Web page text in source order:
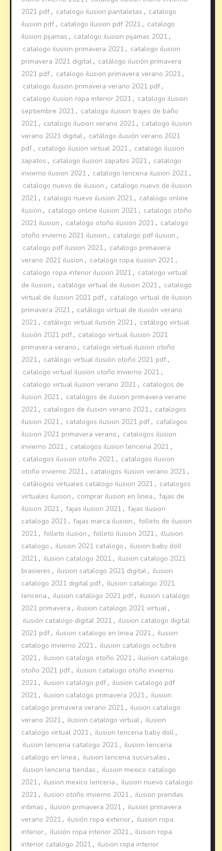
2021 pdf , catalogo ilusion pantaletas , catalogo
ilusion pdf , catalogo ilusion pdf 2021 , catalogo
ilusion pijamas , catalogo ilusion pijamas 2021 ,
catalogo ilusion primavera 2021 , catalogo ilusion
primavera 2021 digital , catálogo ilusión primavera
2021 pdf , catalogo ilusion primavera verano 2021 ,
catalogo ilusion primavera verano 2021 pdf ,
catalogo ilusion ropa interior 2021 , catalogo ilusion
septiembre 2021 , catalogo ilusion trajes de baño
2021 , catalogo ilusion verano 2021 , catalogo ilusion
verano 2021 digital , catálogo ilusión verano 2021
pdf , catalogo ilusion virtual 2021 , catalogo ilusion
zapatos , catalogo ilusion zapatos 2021 , catalogo
invierno ilusion 2021 , catalogo lenceria ilusion 2021 ,
catalogo nuevo de ilusion , catalogo nuevo de ilusion
2021 , catalogo nuevo ilusion 2021 , catalogo online
ilusion , catalogo online ilusion 2021 , catalogo otoño
2021 ilusion , catalogo otoño ilusion 2021 , catalogo
otoño invierno 2021 ilusion , catalogo pdf ilusion ,
catalogo pdf ilusion 2021 , catalogo primavera
verano 2021 ilusion , catalogo ropa ilusion 2021 ,
catalogo ropa interior ilusion 2021 , catalogo virtual
de ilusion , catalogo virtual de ilusion 2021 , catalogo
virtual de ilusion 2021 pdf , catalogo virtual de ilusion
primavera 2021 , catálogo virtual de ilusión verano
2021 , catálogo virtual ilusión 2021 , catálogo virtual
ilusión 2021 pdf , catalogo virtual ilusion 2021
primavera verano , catalogo virtual ilusion otoño
2021 , catálogo virtual ilusión otoño 2021 pdf ,
catalogo virtual ilusion otoño invierno 2021 ,
catalogo virtual ilusion verano 2021 , catalogos de
ilusion 2021 , catalogos de ilusion primavera verano
2021 , catalogos de ilusion verano 2021 , catalogos
ilusion 2021 , catalogos ilusion 2021 pdf , catalogos
ilusion 2021 primavera verano , catalogos ilusion
invierno 2021 , catalogos ilusion lenceria 2021 ,
catalogos ilusion otoño 2021 , catalogos ilusion
otoño invierno 2021 , catalogos ilusion verano 2021 ,
catálogos virtuales catalogo ilusion 2021 , catalogos
virtuales ilusion , comprar ilusion en linea , fajas de
ilusion 2021 , fajas ilusion 2021 , fajas ilusion
catalogo 2021 , fajas marca ilusion , folleto de ilusion
2021 , folleto ilusion , folleto ilusion 2021 , illusion
catalogo , ilusion 2021 catalogo , ilusion baby doll
2021 , ilusion catalogo 2021 , ilusion catalogo 2021
brasieres , ilusion catalogo 2021 digital , ilusion
catalogo 2021 digital pdf , ilusion catalogo 2021
lenceria , ilusion catalogo 2021 pdf , ilusion catalogo
2021 primavera , ilusion catalogo 2021 virtual ,
ilusión catalogo digital 2021 , ilusion catalogo digital
2021 pdf , ilusion catalogo en linea 2021 , ilusion
catalogo invierno 2021 , ilusion catalogo octubre
2021 , ilusion catalogo otoño 2021 , ilusion catalogo
otoño 2021 pdf , ilusion catalogo otoño invierno
2021 , ilusion catalogo pdf , ilusion catalogo pdf
2021 , ilusion catalogo primavera 2021 , ilusion
catalogo primavera verano 2021 , ilusion catalogo
verano 2021 , ilusion catalogo virtual , ilusion
catalogo virtual 2021 , ilusion lenceria baby doll ,
ilusion lenceria catalogo 2021 , ilusion lenceria
catalogo en linea , ilusion lenceria sucursales ,
ilusion lenceria tiendas , ilusion mexico catalogo
2021 , ilusion mexico lenceria , ilusion nuevo catalogo
2021 , ilusion otoño invierno 2021 , ilusion prendas
intimas , ilusion primavera 2021 , ilusion primavera
verano 2021 , ilusión ropa exterior , ilusion ropa
interior , ilusión ropa interior 2021 , ilusion ropa
interior catalogo 2021 , ilusion ropa interior